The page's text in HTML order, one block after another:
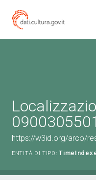
0900305501
https://w3id.org/arco/
ENTITÀ DI TIPO: